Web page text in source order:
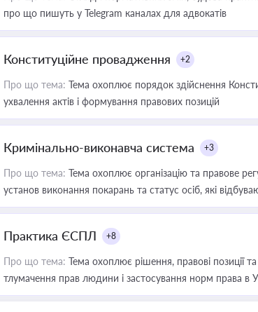
про що пишуть у Telegram каналах для адвокатів
Конституційне провадження +2
Про що тема: Тема охоплює порядок здійснення
ухвалення актів і формування правових позицій
Кримінально-виконавча система +3
Про що тема: Тема охоплює організацію та правове
установ виконання покарань та статус осіб, які
Практика ЄСПЛ +8
Про що тема: Тема охоплює рішення, правові позиції
тлумачення прав людини і застосування норм права в